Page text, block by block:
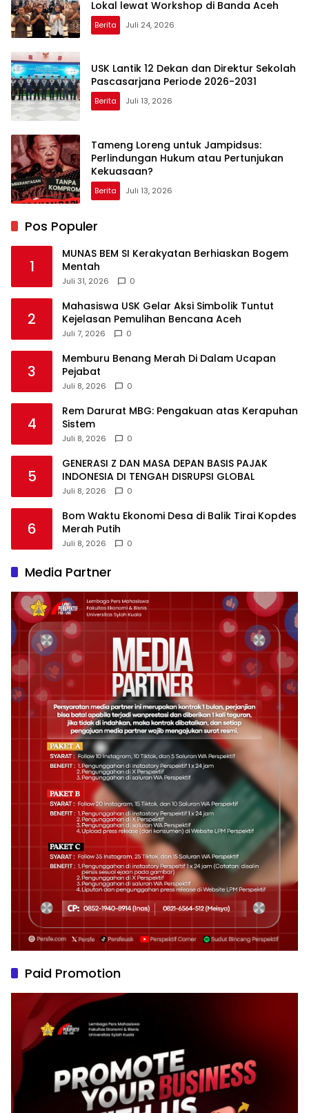
Lokal lewat Workshop di Banda Aceh
Berita Juli 24, 2026
USK Lantik 12 Dekan dan Direktur Sekolah
Pascasarjana Periode 2026-2031
Berita Juli 13, 2026
Tameng Loreng untuk Jampidsus:
Perlindungan Hukum atau Pertunjukan
Kekuasaan?
Berita Juli 13, 2026
Pos Populer
1
MUNAS BEM SI Kerakyatan Berhiaskan Bogem
Mentah
Juli 31, 2026 0
2
Mahasiswa USK Gelar Aksi Simbolik Tuntut
Kejelasan Pemulihan Bencana Aceh
Juli 7, 2026 0
3
Memburu Benang Merah Di Dalam Ucapan
Pejabat
Juli 8, 2026 0
4
Rem Darurat MBG: Pengakuan atas Kerapuhan
Sistem
Juli 8, 2026 0
5
GENERASI Z DAN MASA DEPAN BASIS PAJAK
INDONESIA DI TENGAH DISRUPSI GLOBAL
Juli 8, 2026 0
6
Bom Waktu Ekonomi Desa di Balik Tirai Kopdes
Merah Putih
Juli 8, 2026 0
Media Partner
Paid Promotion